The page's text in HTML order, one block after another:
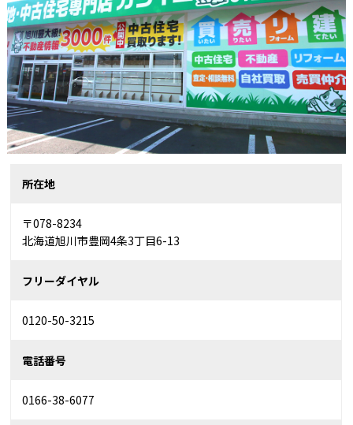
所在地
〒078-8234
北海道旭川市豊岡4条3丁目6-13
フリーダイヤル
0120-50-3215
電話番号
0166-38-6077